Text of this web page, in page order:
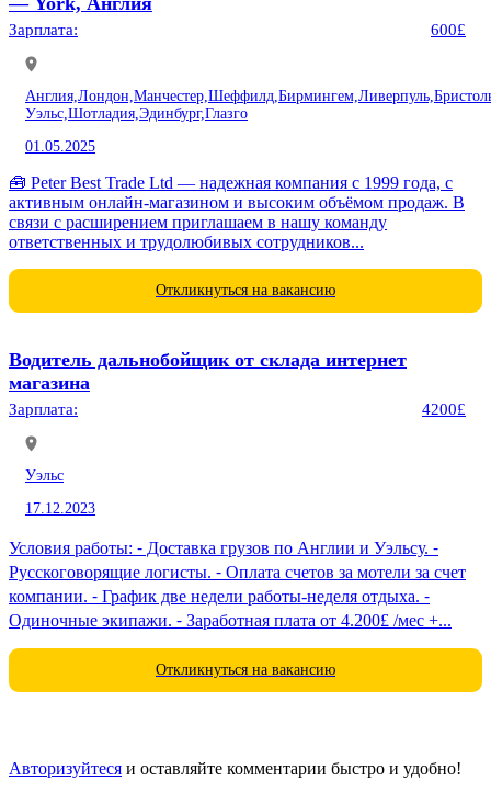
Зарплата: 600£
Англия, Лондон, Манчестер, Шеффилд, Бирмингем, Ливерпуль,
Уэльс, Шотладия, Эдинбург,Глазго
01.05.2025
🧰 Peter Best Trade Ltd — надежная компания с 1999 года, с
активным онлайн-магазином и высоким объёмом продаж. В
связи с расширением приглашаем в нашу команду
ответственных и трудолюбивых сотрудников...
Откликнуться на вакансию
Водитель дальнобойщик от склада интернет
магазина
Зарплата: 4200£
Уэльс
17.12.2023
Условия работы: ⁃ Доставка грузов по Англии и Уэльсу. ⁃
Русскоговорящие логисты. ⁃ Оплата счетов за мотели за счет
компании. ⁃ График две недели работы-неделя отдыха. ⁃
Одиночные экипажи. ⁃ Заработная плата от 4.200£ /мес +...
Откликнуться на вакансию
Авторизуйтеся и оставляйте комментарии быстро и удобно!